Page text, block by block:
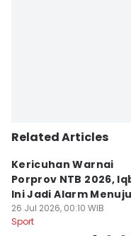
Related Articles
Kericuhan Warnai
Porprov NTB 2026,
Ini Jadi Alarm Menuju
PON 2028
26 Jul 2026, 00:10 WIB
Sport